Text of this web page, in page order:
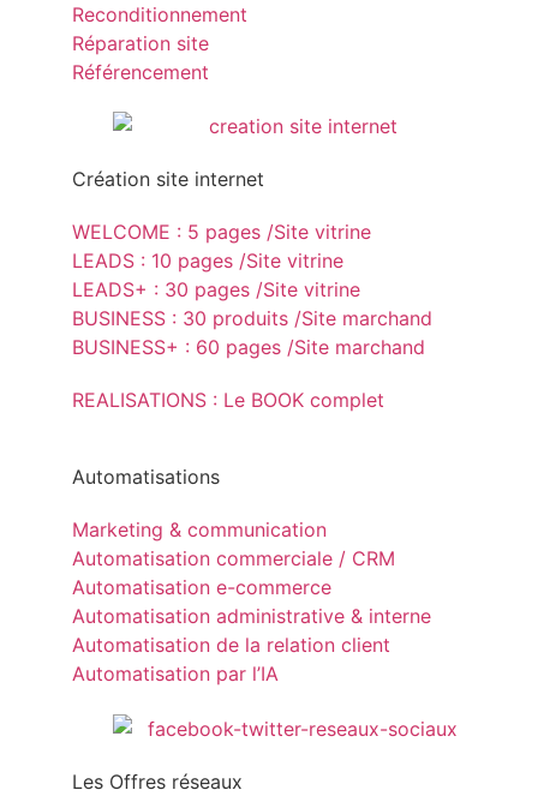
Reconditionnement
Réparation site
Référencement
Création site internet
WELCOME : 5 pages /Site vitrine
LEADS : 10 pages /Site vitrine
LEADS+ : 30 pages /Site vitrine
BUSINESS : 30 produits /Site marchand
BUSINESS+ : 60 pages /Site marchand
REALISATIONS : Le BOOK complet
Automatisations
Marketing & communication
Automatisation commerciale / CRM
Automatisation e-commerce
Automatisation administrative & interne
Automatisation de la relation client
Automatisation par l’IA
Les Offres réseaux